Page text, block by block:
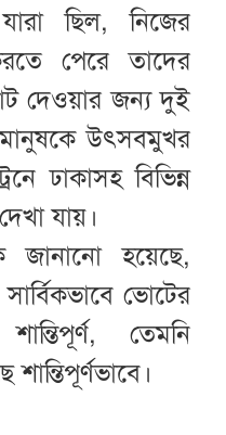
ছিল, নিজের
পেরে তাদের
দেওয়ার জন্য দুই
উৎসবমুখর
ঢাকাসহ বিভিন্ন
যায়।
জানানো হয়েছে,
সার্বিকভাবে ভোটের
তেমনি